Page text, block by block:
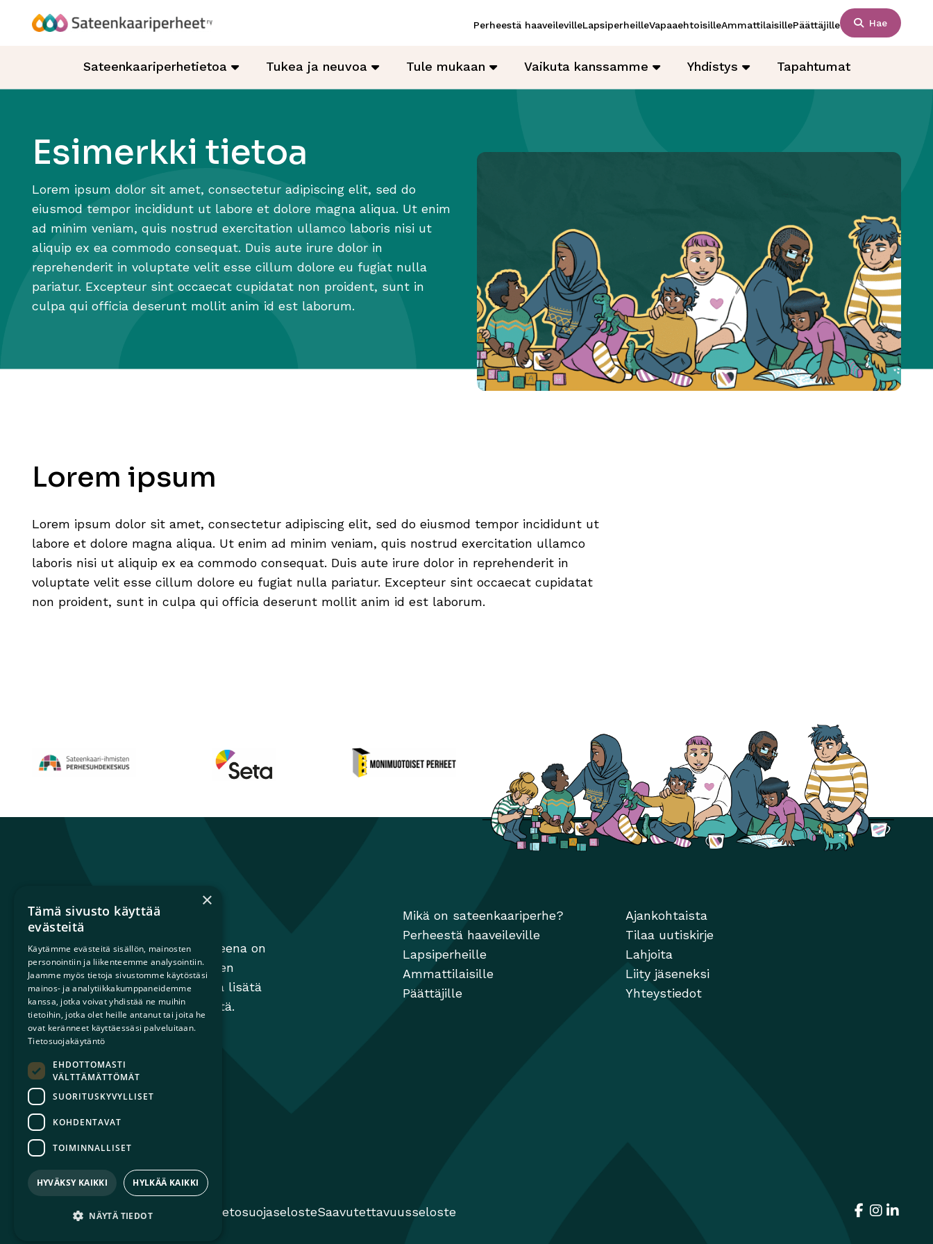
sisältöön
Perheestä haaveilevilleLapsiperheilleVapaaehtoisilleAmmattilaisillePäättäjille Hae
Sateenkaariperhetietoa Tukea ja neuvoa Tule mukaan Vaikuta kanssamme Yhdistys Tapahtumat
Esimerkki tietoa
Lorem ipsum dolor sit amet, consectetur adipiscing elit, sed do
eiusmod tempor incididunt ut labore et dolore magna aliqua. Ut enim
ad minim veniam, quis nostrud exercitation ullamco laboris nisi ut
aliquip ex ea commodo consequat. Duis aute irure dolor in
reprehenderit in voluptate velit esse cillum dolore eu fugiat nulla
pariatur. Excepteur sint occaecat cupidatat non proident, sunt in
culpa qui officia deserunt mollit anim id est laborum.
Lorem ipsum
Lorem ipsum dolor sit amet, consectetur adipiscing elit, sed do eiusmod tempor incididunt ut
labore et dolore magna aliqua. Ut enim ad minim veniam, quis nostrud exercitation ullamco
laboris nisi ut aliquip ex ea commodo consequat. Duis aute irure dolor in reprehenderit in
voluptate velit esse cillum dolore eu fugiat nulla pariatur. Excepteur sint occaecat cupidatat
non proident, sunt in culpa qui officia deserunt mollit anim id est laborum.
Sateenkaariperheet
Sateenkaariperheet ry:n tavoitteena on
edistää perheiden moninaisuuden
huomioimista yhteiskunnassa ja lisätä
tietoisuutta sateenkaariperheistä.
Mikä on sateenkaariperhe?
Perheestä haaveileville
Lapsiperheille
Ammattilaisille
Päättäjille
Ajankohtaista
Tilaa uutiskirje
Lahjoita
Liity jäseneksi
Yhteystiedot
© 2026 Sateenkaariperheet ry TietosuojaselosteSaavutettavuusseloste Facebook
Avautuu
Avautuu
×
Tämä sivusto käyttää
evästeitä
Käytämme evästeitä sisällön, mainosten
personointiin ja liikenteemme analysointiin.
Jaamme myös tietoja sivustomme käytöstäsi
mainos- ja analytiikkakumppaneidemme
kanssa, jotka voivat yhdistää ne muihin
tietoihin, jotka olet heille antanut tai joita he
ovat keränneet käyttäessäsi palveluitaan.
Tietosuojakäytäntö
EHDOTTOMASTI
VÄLTTÄMÄTTÖMÄT
SUORITUSKYVYLLISET
KOHDENTAVAT
TOIMINNALLISET
HYVÄKSY KAIKKI HYLKÄÄ KAIKKI
NÄYTÄ TIEDOT